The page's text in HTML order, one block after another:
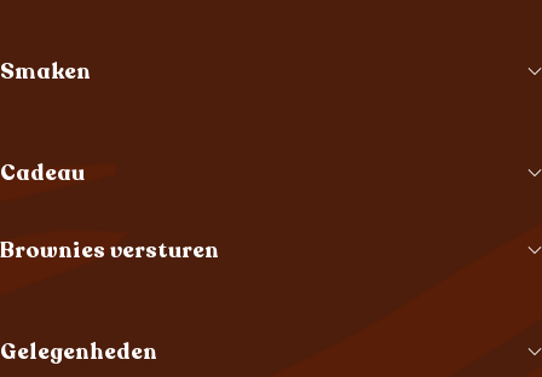
Smaken
Cadeau
Brownies versturen
Gelegenheden